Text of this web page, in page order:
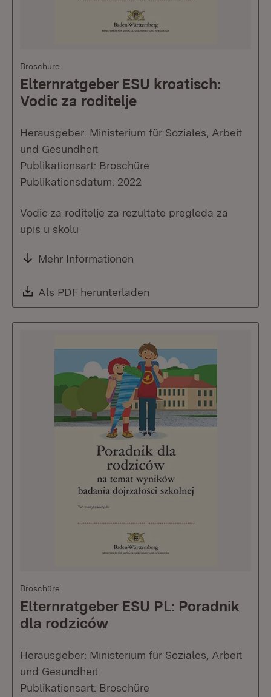
Broschüre
Elternratgeber ESU kroatisch:
Vodic za roditelje
Herausgeber: Ministerium für Soziales, Arbeit
und Gesundheit
Publikationsart: Broschüre
Publikationsdatum: 2022
Vodic za roditelje za rezultate pregleda za
upis u skolu
Mehr Informationen
Download:
Als PDF herunterladen
Broschüre
Elternratgeber ESU PL: Poradnik
dla rodziców
Herausgeber: Ministerium für Soziales, Arbeit
und Gesundheit
Publikationsart: Broschüre